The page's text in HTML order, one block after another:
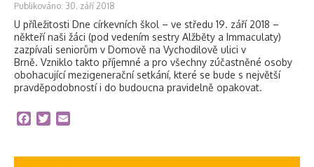
Publikováno: 30. září 2018
U příležitosti Dne církevních škol – ve středu 19. září 2018 –
někteří naši žáci (pod vedením sestry Alžběty a Immaculaty)
zazpívali seniorům v Domově na Vychodilově ulici v
Brně. Vzniklo takto příjemné a pro všechny zúčastněné osoby
obohacující mezigenerační setkání, které se bude s největší
pravděpodobností i do budoucna pravidelně opakovat.
Facebook
Twitter